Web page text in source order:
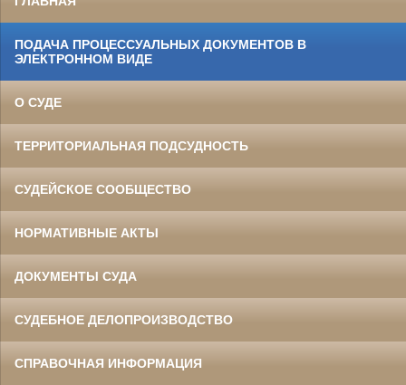
ПОДАЧА ПРОЦЕССУАЛЬНЫХ ДОКУМЕНТОВ В
ЭЛЕКТРОННОМ ВИДЕ
О СУДЕ
ТЕРРИТОРИАЛЬНАЯ ПОДСУДНОСТЬ
СУДЕЙСКОЕ СООБЩЕСТВО
НОРМАТИВНЫЕ АКТЫ
ДОКУМЕНТЫ СУДА
СУДЕБНОЕ ДЕЛОПРОИЗВОДСТВО
СПРАВОЧНАЯ ИНФОРМАЦИЯ